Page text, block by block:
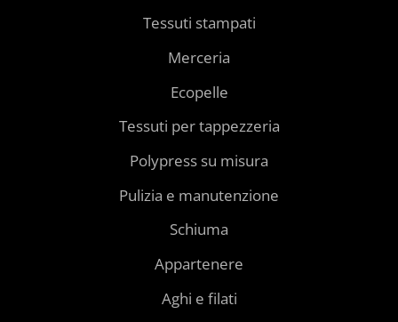
Tessuti stampati
Merceria
Ecopelle
Tessuti per tappezzeria
Polypress su misura
Pulizia e manutenzione
Schiuma
Appartenere
Aghi e filati